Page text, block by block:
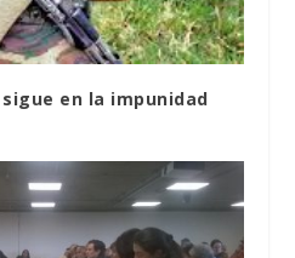
sigue en la impunidad